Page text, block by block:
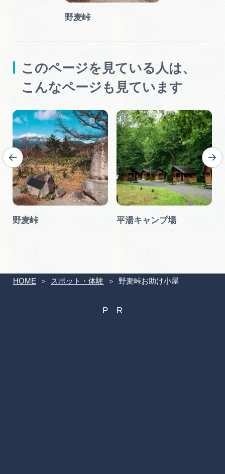
HOME スポット・体験 野麦峠お助け小屋
野麦峠
このページを見ている人は、
こんなページも見ています
野麦峠 平湯キャンプ場